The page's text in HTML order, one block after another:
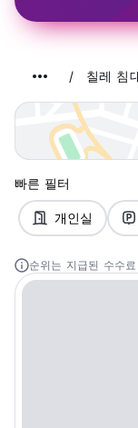
칠레 침
빠른 필터
개인실
순위는 지급된 수수